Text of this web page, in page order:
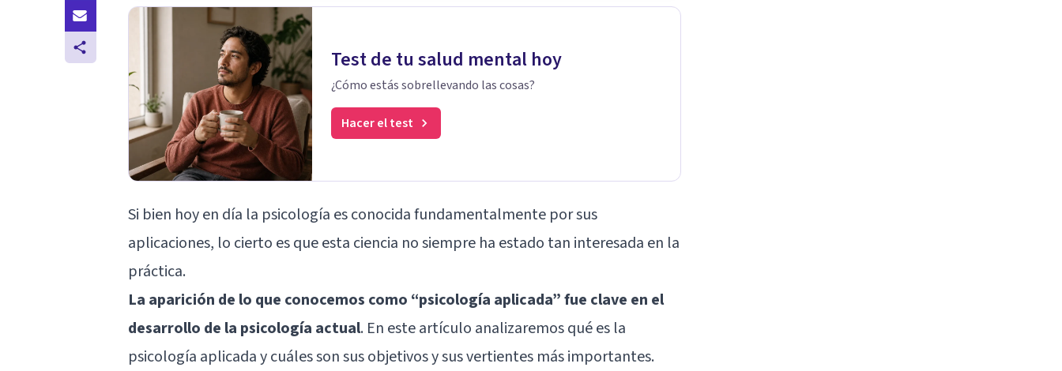
Test de tu salud mental hoy
¿Cómo estás sobrellevando las cosas?
Hacer el test
Si bien hoy en día la psicología es conocida fundamentalmente por sus
aplicaciones, lo cierto es que esta ciencia no siempre ha estado tan interesada en la
práctica.
La aparición de lo que conocemos como “psicología aplicada” fue clave en el
desarrollo de la psicología actual. En este artículo analizaremos qué es la
psicología aplicada y cuáles son sus objetivos y sus vertientes más importantes.